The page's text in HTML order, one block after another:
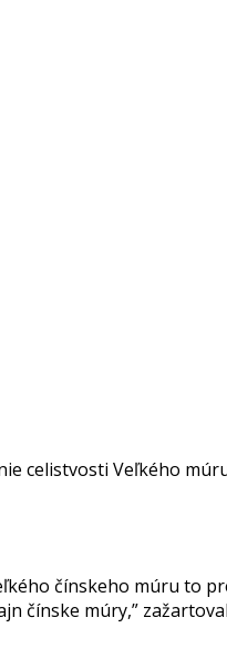
celistvosti Veľkého
čínskeho múru to
čínske múry,”